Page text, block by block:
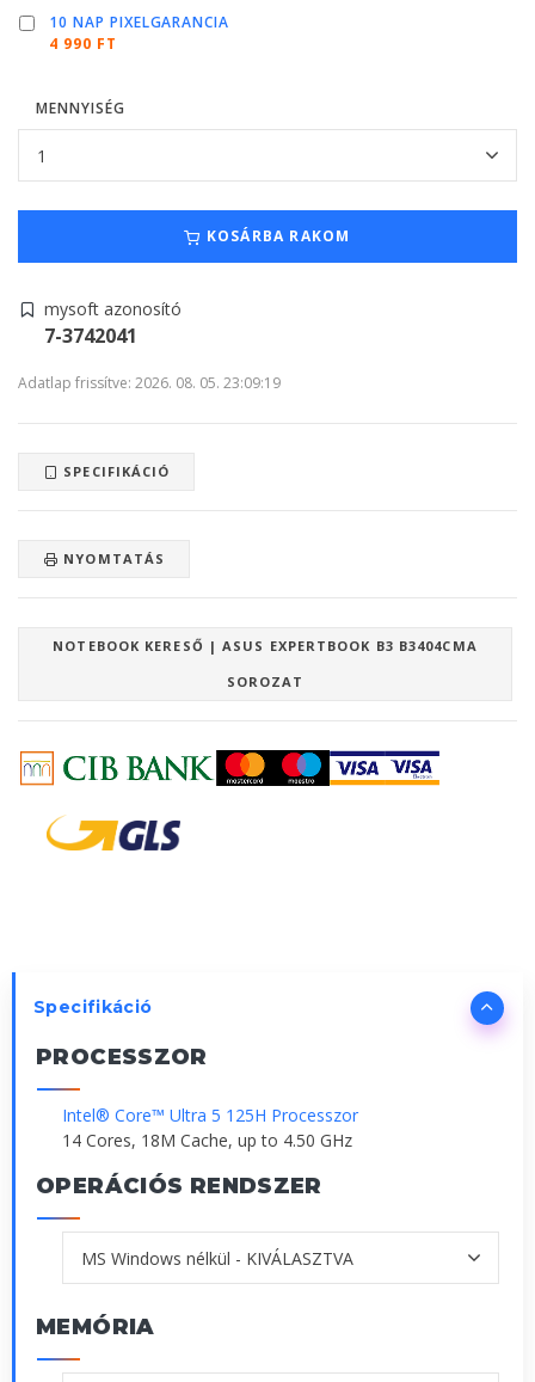
10 NAP PIXELGARANCIA
4 990 FT
MENNYISÉG
KOSÁRBA RAKOM
mysoft azonosító
7-3742041
Adatlap frissítve: 2026. 08. 05. 23:09:19
SPECIFIKÁCIÓ
NYOMTATÁS
NOTEBOOK KERESŐ | ASUS EXPERTBOOK B3 B3404CMA
SOROZAT
Specifikáció
PROCESSZOR
Intel® Core™ Ultra 5 125H Processzor
14 Cores, 18M Cache, up to 4.50 GHz
OPERÁCIÓS RENDSZER
MEMÓRIA